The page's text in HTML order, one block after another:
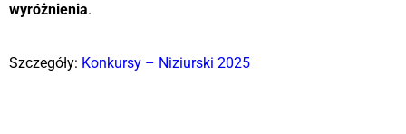
wyróżnienia.
Szczegóły: Konkursy – Niziurski 2025